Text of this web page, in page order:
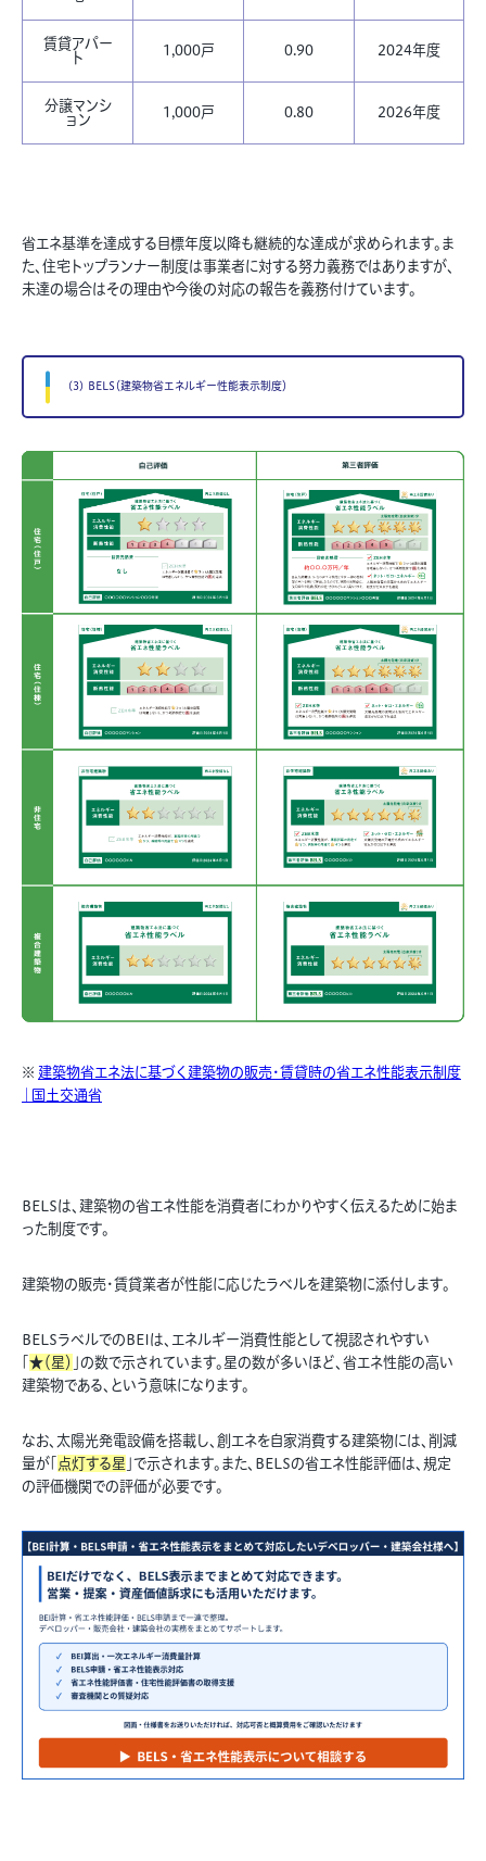
賃貸アパー
ト
1,000戸 0.90 2024年度
分譲マンシ
ョン
1,000戸 0.80 2026年度
省エネ基準を達成する目標年度以降も継続的な達成が求められます。ま
た、住宅トップランナー制度は事業者に対する努力義務ではありますが、
未達の場合はその理由や今後の対応の報告を義務付けています。
(3) BELS（建築物省エネルギー性能表示制度）
※ 建築物省エネ法に基づく建築物の販売・賃貸時の省エネ性能表⽰制度
｜国土交通省
BELSは、建築物の省エネ性能を消費者にわかりやすく伝えるために始ま
った制度です。
建築物の販売・賃貸業者が性能に応じたラベルを建築物に添付します。
BELSラベルでのBEIは、エネルギー消費性能として視認されやすい
★（星） 」の数で示されています。星の数が多いほど、省エネ性能の高い
建築物である、という意味になります。
なお、太陽光発電設備を搭載し、創エネを自家消費する建築物には、削減
量が「 点灯する星 」で示されます。また、BELSの省エネ性能評価は、規定
の評価機関での評価が必要です。